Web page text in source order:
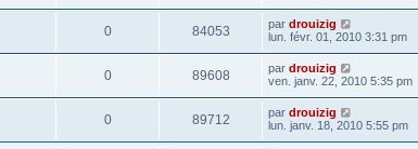
0 84053 par drouizig
lun. févr. 01, 2010 3:31 pm
0 89608 par drouizig
ven. janv. 22, 2010 5:35 pm
0 89712 par drouizig
lun. janv. 18, 2010 5:55 pm